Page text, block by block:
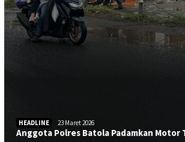
HEADLINE 23 Maret 2026
Anggota Polres Batola Padamkan Motor